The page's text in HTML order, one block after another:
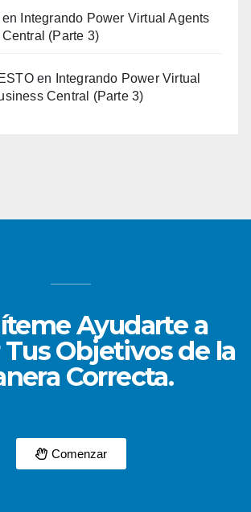
en
Integrando Power Virtual Agents
(Parte 3)
en
Integrando Power Virtual
Central (Parte 3)
Ayudarte a
Tus Objetivos de la
Correcta.
Comenzar